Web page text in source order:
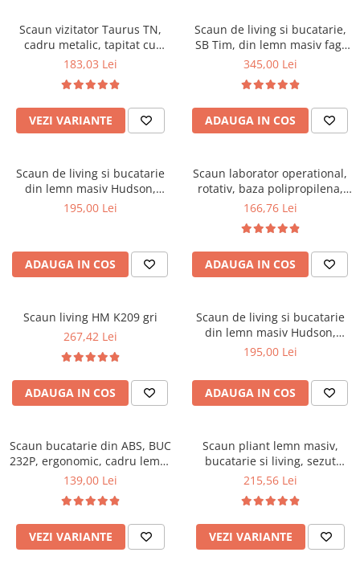
Saltele cu arcuri impachetate
individual
Saltele Memory Pocket
Saltele Memory Foam
Saltele Memory Pocket
Saltele cu plasa arcuri
Saltele cu spuma
Saltele cu spuma poliuretanica
Saltele 140x200
Saltele 180x200
Top saltele
Top saltele 5 cm
Top saltele 10 cm
Top saltele memory 5 cm
Saltele ieftine
Saltele cu plasa de arcuri
Paturi
Seturi de pat si saltea
Masute de toaleta
Mobilier living
Scaune pentru living
Comode living
Set mese plus scaune
Scaune ergonomice
Etajere Birou
Birouri
Scaune pentru birou
Scaune pentru vizitatori
Mobilier bucatarie
Scaune pentru bucatarie
Mobila bucatarie
Seturi mese si scaune bucatarie
Mobilier hol
Mobila hol
Suporturi si rafturi pantofi
Scaune birou
Scaune profesionale
Scaune resigilate
Scaune conferinta
Scaune terasa si outdoor
Scaun vizitator Taurus TN,
cadru metalic, tapitat cu
stofa, stivuibil, 120 kg, negru
183,03 Lei
VEZI VARIANTE
Scaun de living si bucatarie,
SB Tim, din lemn masiv fag,
tapiterie stofa, lacuit, 120 kg,
345,00 Lei
ADAUGA IN COS
Scaun de living si bucatarie
din lemn masiv Hudson,
tapiterie stofa,100 kg,
195,00 Lei
ADAUGA IN COS
Scaun laborator operational,
rotativ, baza polipropilena,
piele ecologica, inaltime
166,76 Lei
ADAUGA IN COS
Scaun living HM K209 gri
267,42 Lei
ADAUGA IN COS
Scaun de living si bucatarie
din lemn masiv Hudson,
tapiterie stofa,100 kg,
195,00 Lei
ADAUGA IN COS
Scaun bucatarie din ABS, BUC
232P, ergonomic, cadru lemn,
100 kg
139,00 Lei
VEZI VARIANTE
Scaun pliant lemn masiv,
bucatarie si living, sezut
tapitat cu piele ecologica, 100
215,56 Lei
VEZI VARIANTE